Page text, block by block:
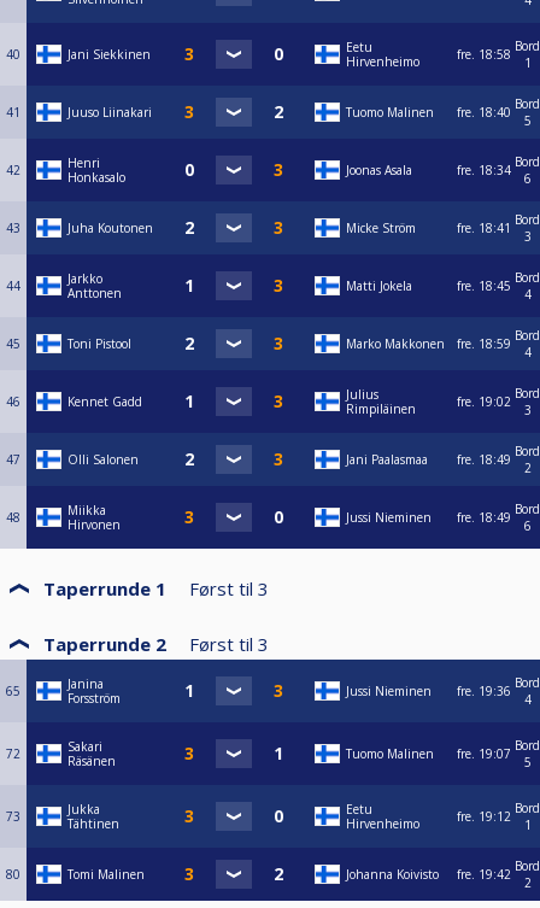
40 Jani Siekkinen
Eetu
Hirvenheimo
fre. 18:58 Bord
1
41 Juuso Liinakari Tuomo Malinen fre. 18:40 Bord
5
42
Henri
Honkasalo
Joonas Asala fre. 18:34 Bord
6
43 Juha Koutonen Micke Ström fre. 18:41 Bord
3
44
Jarkko
Anttonen
Matti Jokela fre. 18:45 Bord
4
45 Toni Pistool Marko Makkonen fre. 18:59 Bord
4
46 Kennet Gadd
Julius
Rimpiläinen
fre. 19:02 Bord
3
47 Olli Salonen Jani Paalasmaa fre. 18:49 Bord
2
48
Miikka
Hirvonen
Jussi Nieminen fre. 18:49 Bord
6
Taperrunde 1 Først til 3
Taperrunde 2 Først til 3
65
Janina
Forsström
Jussi Nieminen fre. 19:36 Bord
4
72
Sakari
Räsänen
Tuomo Malinen fre. 19:07 Bord
5
73
Jukka
Tähtinen
Eetu
Hirvenheimo
fre. 19:12 Bord
1
80 Tomi Malinen Johanna Koivisto fre. 19:42 Bord
2